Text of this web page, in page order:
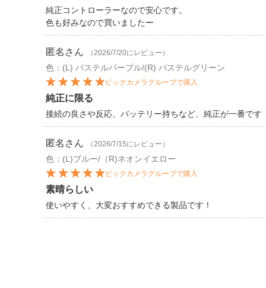
純正コントローラーなので安心です。
色も好みなので買いましたー
匿名 さん （2026/7/20にレビュー）
色：(L) パステルパープル/(R) パステルグリーン
ビックカメラグループで購入
純正に限る
接続の良さや反応、バッテリー持ちなど、純正が一番です
匿名 さん （2026/7/15にレビュー）
色：(L)ブルー/（R)ネオンイエロー
ビックカメラグループで購入
素晴らしい
使いやすく、大変おすすめできる製品です！